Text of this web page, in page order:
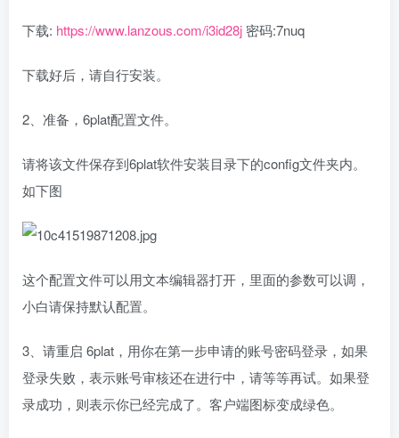
下载: https://www.lanzous.com/i3id28j 密码:7nuq
下载好后，请自行安装。
2、准备，6plat配置文件。
请将该文件保存到6plat软件安装目录下的config文件夹内。
如下图
这个配置文件可以用文本编辑器打开，里面的参数可以调，
小白请保持默认配置。
3、请重启 6plat，用你在第一步申请的账号密码登录，如果
登录失败，表示账号审核还在进行中，请等等再试。如果登
录成功，则表示你已经完成了。客户端图标变成绿色。